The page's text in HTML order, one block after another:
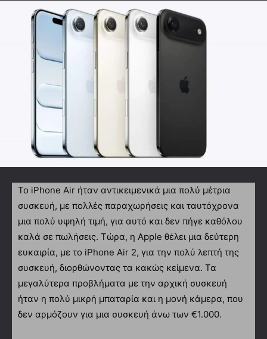
Το iPhone Air ήταν αντικειμενικά μια πολύ μέτρια
συσκευή, με πολλές παραχωρήσεις και ταυτόχρονα
μια πολύ υψηλή τιμή, για αυτό και δεν πήγε καθόλου
καλά σε πωλήσεις. Τώρα, η Apple θέλει μια δεύτερη
ευκαιρία, με το iPhone Air 2, για την πολύ λεπτή της
συσκευή, διορθώνοντας τα κακώς κείμενα. Τα
μεγαλύτερα προβλήματα με την αρχική συσκευή
ήταν η πολύ μικρή μπαταρία και η μονή κάμερα, που
δεν αρμόζουν για μια συσκευή άνω των €1.000.